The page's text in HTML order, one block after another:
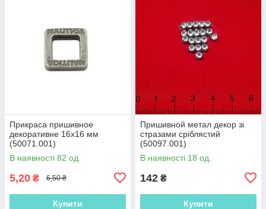
Прикраса пришивное
декоративне 16х16 мм
(50071.001)
В наявності 82 од.
5,20 ₴ 6,50 ₴
Купити
Пришивной метал декор зі
стразами сріблястий
(50097.001)
В наявності 18 од.
142 ₴
Купити